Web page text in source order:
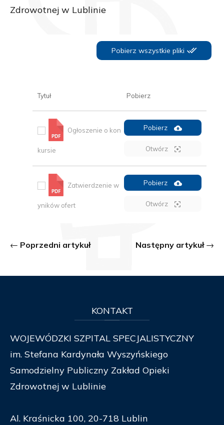
Zdrowotnej w Lublinie
Pobierz wszystkie pliki
Tytuł Pobierz
Ogłoszenie o kon
kursie
Pobierz
Otwórz
Zatwierdzenie w
yników ofert
Pobierz
Otwórz
Poprzedni artykuł Następny artykuł
KONTAKT
WOJEWÓDZKI SZPITAL SPECJALISTYCZNY
im. Stefana Kardynała Wyszyńskiego
Samodzielny Publiczny Zakład Opieki
Zdrowotnej w Lublinie
Al. Kraśnicka 100, 20-718 Lublin